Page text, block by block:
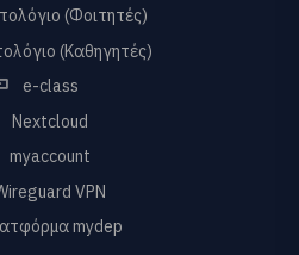
(Φοιτητές)
(Καθηγητές)
e-class
Nextcloud
myaccount
VPN
mydep